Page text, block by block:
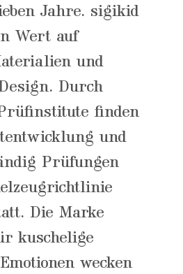
Jahre. sigikid
Wert auf
und
Durch
finden
und
Prüfungen
Die Marke
kuschelige
wecken